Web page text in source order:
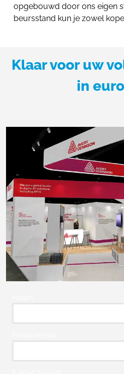
opgebouwd door ons eigen
beursstand kun je zowel
Klaar voor uw
in